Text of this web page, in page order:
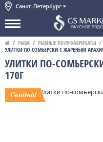
Санкт-Петербург
РЫБА
РЫБНЫЕ ПОЛУФАБРИКАТЫ
УЛИТКИ ПО-СОМЬЕРСКИ С ЖАРЕНЫМ
УЛИТКИ ПО-
170Г